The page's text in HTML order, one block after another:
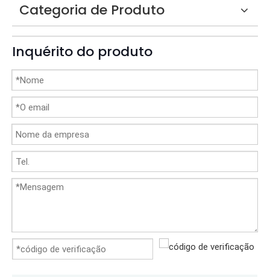
Categoria de Produto
Inquérito do produto